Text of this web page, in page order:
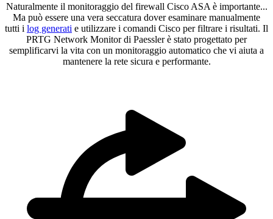
Naturalmente il monitoraggio del firewall Cisco ASA è importante...
Ma può essere una vera seccatura dover esaminare manualmente
tutti i log generati e utilizzare i comandi Cisco per filtrare i risultati. Il
PRTG Network Monitor di Paessler è stato progettato per
semplificarvi la vita con un monitoraggio automatico che vi aiuta a
mantenere la rete sicura e performante.